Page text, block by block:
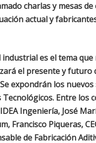
charlas y mesas
actual y
es el tema que
el presente y futuro
expondrán los nuevos
Entre los
Ingeniería, José
Francisco Piqueras,
de Fabricación